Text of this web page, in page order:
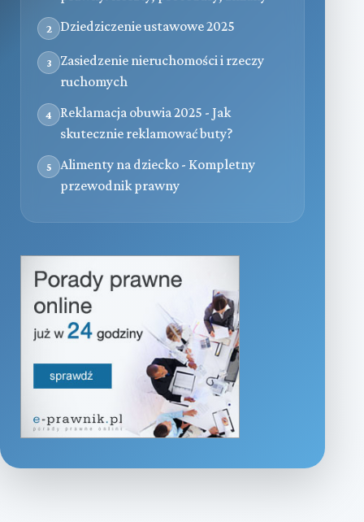
2 Dziedziczenie ustawowe 2025
3
Zasiedzenie nieruchomości i rzeczy
ruchomych
4
Reklamacja obuwia 2025 - Jak
skutecznie reklamować buty?
5
Alimenty na dziecko - Kompletny
przewodnik prawny